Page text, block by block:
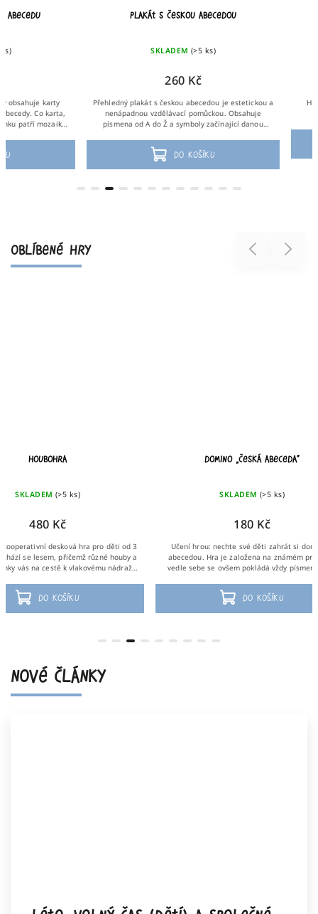
Plakát s českou abecedou
Přehledný plakát s českou abecedou je estetickou a
nenápadnou vzdělávací pomůckou. Obsahuje
písmena od A do Ž a symboly začínající danou
Hravá výbava, která
dodává odvahu
OBLÍBENÉ HRY Previous
Domino „Česká abeceda“
SKLADEM
Učení hrou: nechte své děti zahrát si domino s
abecedou. Hra je založena na známém principu,
vedle sebe se ovšem pokládá vždy písmeno (R) a
HRY – TUŽKA –
Tato sada přináší
kterým vám stačí tužky či
papír. Zhruba polovina z
Next
NOVÉ ČLÁNKY